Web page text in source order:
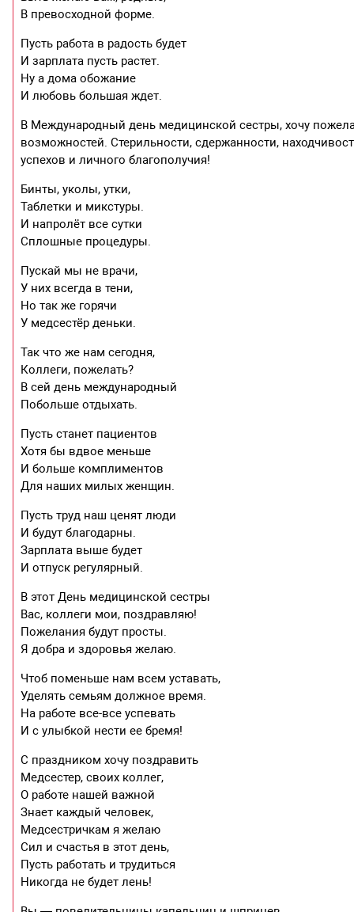
В превосходной форме.
Пусть работа в радость будет
И зарплата пусть растет.
Ну а дома обожание
И любовь большая ждет.
В Международный день медицинской сестры, хочу
возможностей. Стерильности, сдержанности,
успехов и личного благополучия!
Бинты, уколы, утки,
Таблетки и микстуры.
И напролёт все сутки
Сплошные процедуры.
Пускай мы не врачи,
У них всегда в тени,
Но так же горячи
У медсестёр деньки.
Так что же нам сегодня,
Коллеги, пожелать?
В сей день международный
Побольше отдыхать.
Пусть станет пациентов
Хотя бы вдвое меньше
И больше комплиментов
Для наших милых женщин.
Пусть труд наш ценят люди
И будут благодарны.
Зарплата выше будет
И отпуск регулярный.
В этот День медицинской сестры
Вас, коллеги мои, поздравляю!
Пожелания будут просты.
Я добра и здоровья желаю.
Чтоб поменьше нам всем уставать,
Уделять семьям должное время.
На работе все-все успевать
И с улыбкой нести ее бремя!
С праздником хочу поздравить
Медсестер, своих коллег,
О работе нашей важной
Знает каждый человек,
Медсестричкам я желаю
Сил и счастья в этот день,
Пусть работать и трудиться
Никогда не будет лень!